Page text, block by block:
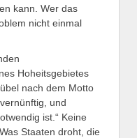
kann. Wer das
nicht einmal
Hoheitsgebietes
nach dem Motto
und
ist.“ Keine
Staaten droht, die